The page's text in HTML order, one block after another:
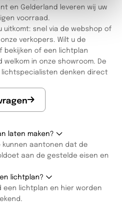
en Gelderland leveren wij uw
voorraad.
uitkomt: snel via de webshop of
verkopers. Wilt u de
bekijken of een lichtplan
in onze showroom. De
denken direct
laten maken?
kunnen aantonen dat de
aan de gestelde eisen en
lichtplan?
een lichtplan en hier worden